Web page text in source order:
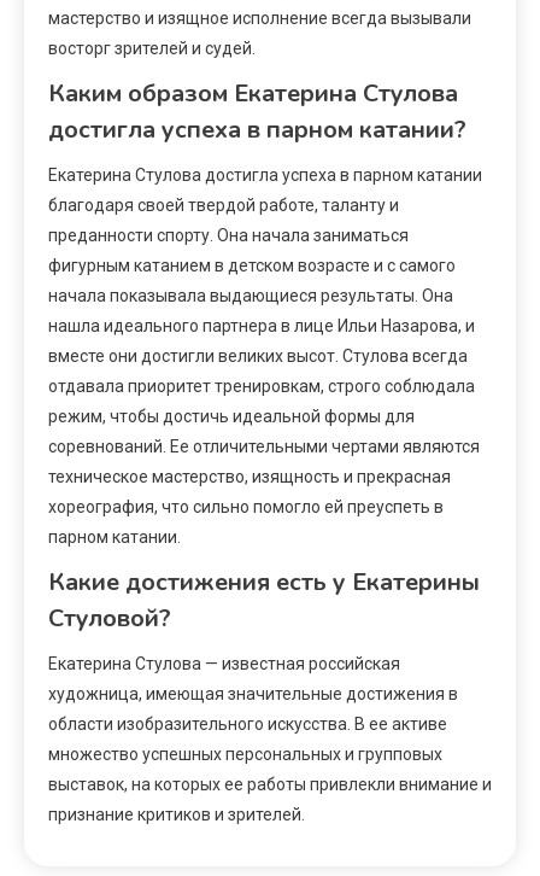
мастерство и изящное исполнение всегда вызывали
восторг зрителей и судей.
Каким образом Екатерина Стулова
достигла успеха в парном катании?
Екатерина Стулова достигла успеха в парном катании
благодаря своей твердой работе, таланту и
преданности спорту. Она начала заниматься
фигурным катанием в детском возрасте и с самого
начала показывала выдающиеся результаты. Она
нашла идеального партнера в лице Ильи Назарова, и
вместе они достигли великих высот. Стулова всегда
отдавала приоритет тренировкам, строго соблюдала
режим, чтобы достичь идеальной формы для
соревнований. Ее отличительными чертами являются
техническое мастерство, изящность и прекрасная
хореография, что сильно помогло ей преуспеть в
парном катании.
Какие достижения есть у Екатерины
Стуловой?
Екатерина Стулова — известная российская
художница, имеющая значительные достижения в
области изобразительного искусства. В ее активе
множество успешных персональных и групповых
выставок, на которых ее работы привлекли внимание и
признание критиков и зрителей.